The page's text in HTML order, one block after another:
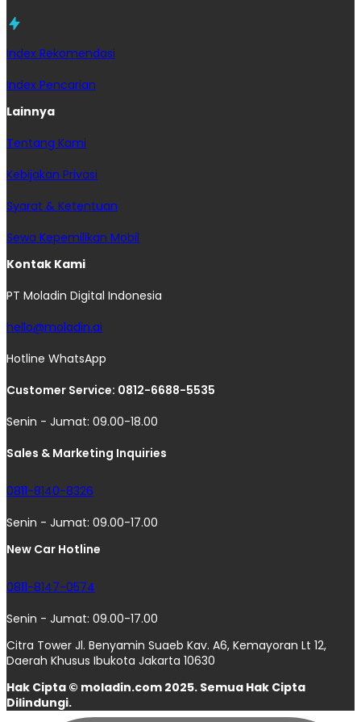
Index Rekomendasi
Index Pencarian
Lainnya
Tentang Kami
Kebijakan Privasi
Syarat & Ketentuan
Sewa Kepemilikan Mobil
Kontak Kami
PT Moladin Digital Indonesia
hello@moladin.ai
Hotline WhatsApp
Customer Service: 0812-6688-5535
Senin - Jumat: 09.00-18.00
Sales & Marketing Inquiries
0811-8140-8326
Senin - Jumat: 09.00-17.00
New Car Hotline
0811-8147-0574
Senin - Jumat: 09.00-17.00
Citra Tower Jl. Benyamin Suaeb Kav. A6, Kemayoran Lt 12,
Daerah Khusus Ibukota Jakarta 10630
Hak Cipta © moladin.com 2025. Semua Hak Cipta
Dilindungi.